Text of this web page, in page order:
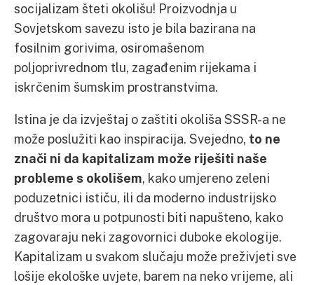
socijalizam šteti okolišu! Proizvodnja u
Sovjetskom savezu isto je bila bazirana na
fosilnim gorivima, osiromašenom
poljoprivrednom tlu, zagađenim rijekama i
iskrčenim šumskim prostranstvima.
Istina je da izvještaj o zaštiti okoliša SSSR-a ne
može poslužiti kao inspiracija. Svejedno, to ne
znači ni da kapitalizam može riješiti naše
probleme s okolišem, kako umjereno zeleni
poduzetnici ističu, ili da moderno industrijsko
društvo mora u potpunosti biti napušteno, kako
zagovaraju neki zagovornici duboke ekologije.
Kapitalizam u svakom slučaju može preživjeti sve
lošije ekološke uvjete, barem na neko vrijeme, ali